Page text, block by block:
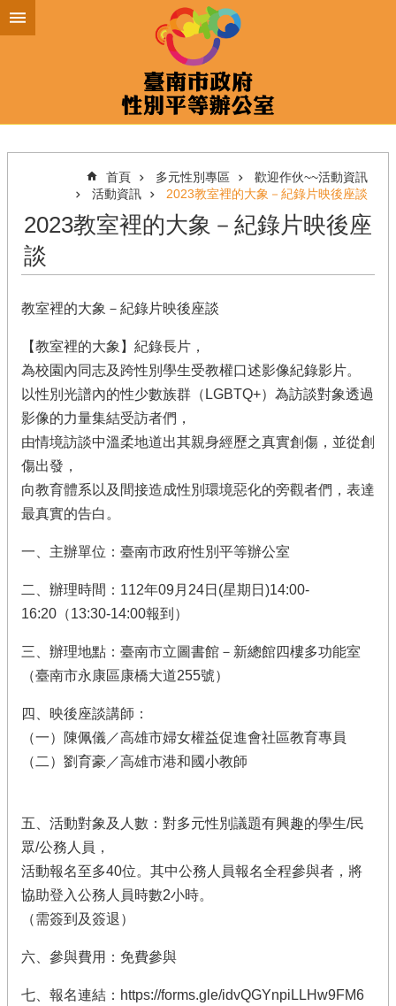
跳到主要內容區塊
首頁 多元性別專區
歡迎作伙~~活動資訊
活動資訊
2023教室裡的大象－紀錄片映後座談
2023教室裡的大象－紀錄片映後座
談
教室裡的大象－紀錄片映後座談
【教室裡的大象】紀錄長片，
為校園內同志及跨性別學生受教權口述影像紀錄影片。
以性別光譜內的性少數族群（LGBTQ+）為訪談對象透過
影像的力量集結受訪者們，
由情境訪談中溫柔地道出其親身經歷之真實創傷，並從創
傷出發，
向教育體系以及間接造成性別環境惡化的旁觀者們，表達
最真實的告白。
一、主辦單位：臺南市政府性別平等辦公室
二、辦理時間：112年09月24日(星期日)14:00-
16:20（13:30-14:00報到）
三、辦理地點：臺南市立圖書館－新總館四樓多功能室
（臺南市永康區康橋大道255號）
四、映後座談講師：
（一）陳佩儀／高雄市婦女權益促進會社區教育專員
（二）劉育豪／高雄市港和國小教師
五、活動對象及人數：對多元性別議題有興趣的學生/民
眾/公務人員，
活動報名至多40位。其中公務人員報名全程參與者，將
協助登入公務人員時數2小時。
（需簽到及簽退）
六、參與費用：免費參與
七、報名連結：https://forms.gle/idvQGYnpiLLHw9FM6